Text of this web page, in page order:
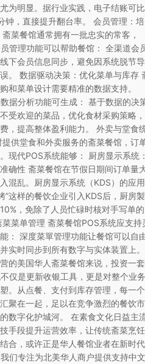
为明显。据行业实践，电子结账可比
钟，直接提升翻台率。 会员管理：培
菜餐馆通常拥有一批忠实的常客，
管理功能可以帮助餐馆： 全渠道会
下会员信息同步，避免因系统脱节导
。 数据驱动决策：优化菜单与库存
和菜单设计需要精准的数据支持。
据分析功能可生成： 基于数据的决
受欢迎的菜品，优化食材采购策略，
，提高整体盈利能力。 外卖与堂食
供堂食和外卖服务的斋菜餐馆，订
现代POS系统能够： 厨房显示系统：
确性 斋菜餐馆在节假日期间订单量
混乱。厨房显示系统（KDS）的应用
”这样的餐饮企业引入KDS后，厨房製
，免除了人员忙碌时核对手写单的
菜单管理 斋菜餐馆POS系统应支持
： 深度菜單管理功能让餐馆可以自
实时同步到所有数字与实体装置上。
的美国华人斋菜餐馆来说，投资一套
仅是更新收银工具，更是对整个业务
。从点餐、支付到库存管理，每一个
聚在一起，足以在竞争激烈的餐饮市
数字化护城河。 在素食文化日益主
手段提升运营效率，让传统斋菜烹饪
合，或许正是华人餐馆业者在新时代
们专注为北美华人商户提供支持中文